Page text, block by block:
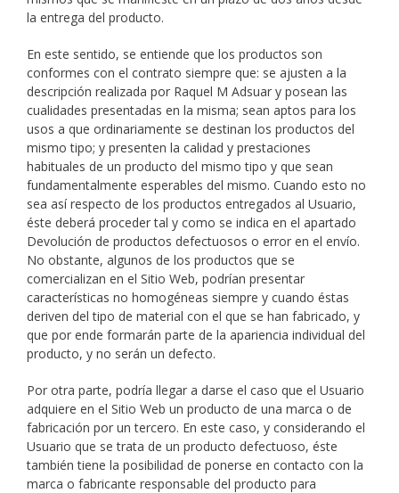
la entrega del producto.
En este sentido, se entiende que los productos son
conformes con el contrato siempre que: se ajusten a la
descripción realizada por Raquel M Adsuar y posean las
cualidades presentadas en la misma; sean aptos para los
usos a que ordinariamente se destinan los productos del
mismo tipo; y presenten la calidad y prestaciones
habituales de un producto del mismo tipo y que sean
fundamentalmente esperables del mismo. Cuando esto no
sea así respecto de los productos entregados al Usuario,
éste deberá proceder tal y como se indica en el apartado
Devolución de productos defectuosos o error en el envío.
No obstante, algunos de los productos que se
comercializan en el Sitio Web, podrían presentar
características no homogéneas siempre y cuando éstas
deriven del tipo de material con el que se han fabricado, y
que por ende formarán parte de la apariencia individual del
producto, y no serán un defecto.
Por otra parte, podría llegar a darse el caso que el Usuario
adquiere en el Sitio Web un producto de una marca o de
fabricación por un tercero. En este caso, y considerando el
Usuario que se trata de un producto defectuoso, éste
también tiene la posibilidad de ponerse en contacto con la
marca o fabricante responsable del producto para